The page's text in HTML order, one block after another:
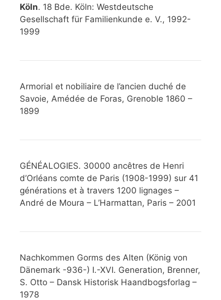
Köln. 18 Bde. Köln: Westdeutsche
Gesellschaft für Familienkunde e. V., 1992-
1999
Armorial et nobiliaire de l’ancien duché de
Savoie, Amédée de Foras, Grenoble 1860 –
1899
GÉNÉALOGIES. 30000 ancêtres de Henri
d’Orléans comte de Paris (1908-1999) sur 41
générations et à travers 1200 lignages –
André de Moura – L’Harmattan, Paris – 2001
Nachkommen Gorms des Alten (König von
Dänemark -936-) I.-XVI. Generation, Brenner,
S. Otto – Dansk Historisk Haandbogsforlag –
1978